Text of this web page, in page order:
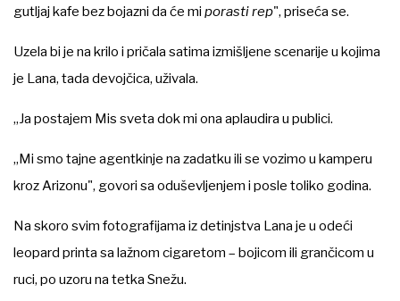
gutljaj kafe bez bojazni da će mi porasti rep", priseća se.
Uzela bi je na krilo i pričala satima izmišljene scenarije u kojima
je Lana, tada devojčica, uživala.
„Ja postajem Mis sveta dok mi ona aplaudira u publici.
„Mi smo tajne agentkinje na zadatku ili se vozimo u kamperu
kroz Arizonu", govori sa oduševljenjem i posle toliko godina.
Na skoro svim fotografijama iz detinjstva Lana je u odeći
leopard printa sa lažnom cigaretom – bojicom ili grančicom u
ruci, po uzoru na tetka Snežu.